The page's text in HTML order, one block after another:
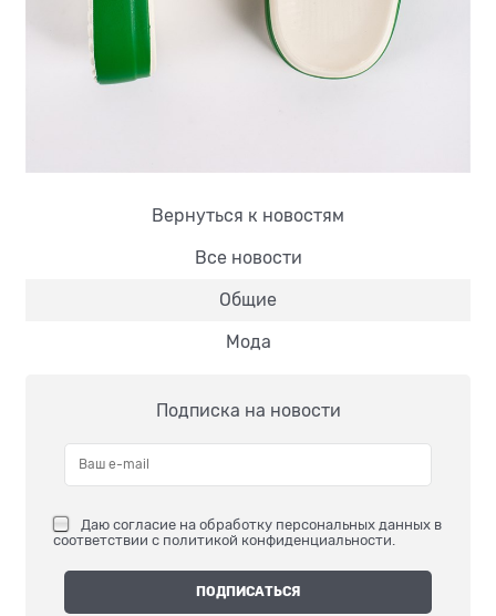
Вернуться к новостям
Все новости
Общие
Мода
Подписка на новости
Даю согласие на обработку персональных данных в
соответствии с политикой конфиденциальности.